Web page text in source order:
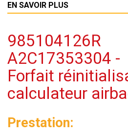
EN SAVOIR PLUS
985104126R
A2C17353304 -
Forfait
calculateur
Prestation: